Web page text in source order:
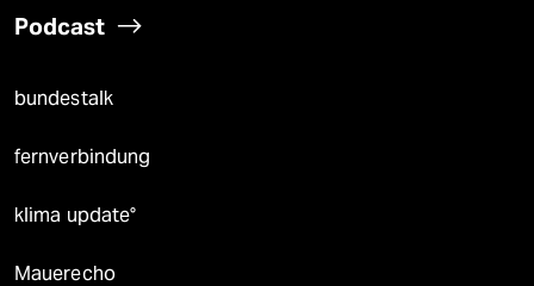
Podcast
bundestalk
fernverbindung
klima update°
Mauerecho